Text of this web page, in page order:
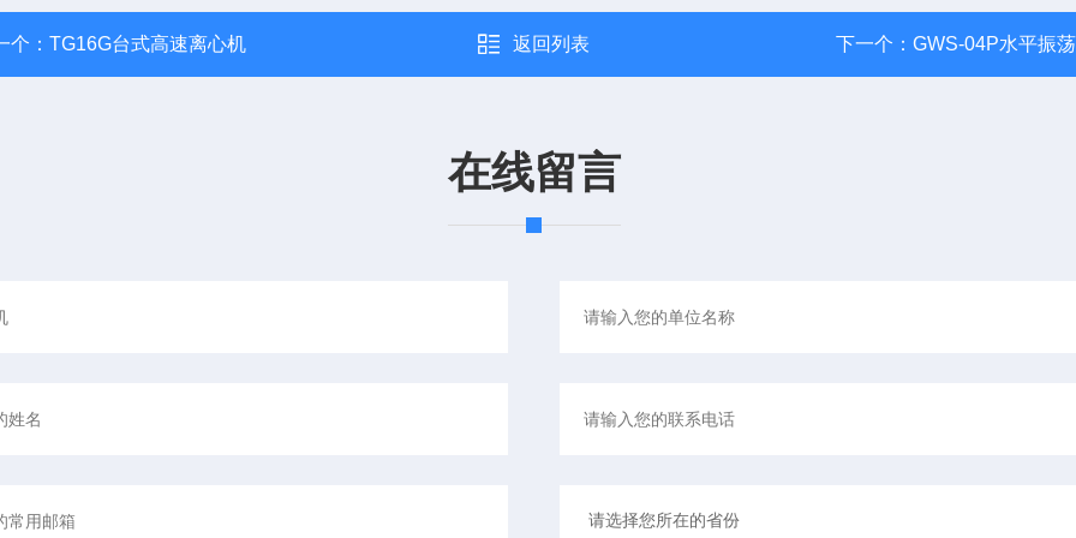
个： TG16G台式高速离心机 返回列表 下一个： GWS-04P水平振
在线留言